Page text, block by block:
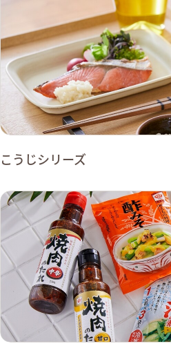
こうじシリーズ